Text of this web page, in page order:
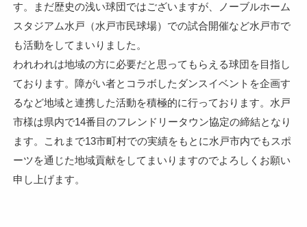
す。まだ歴史の浅い球団ではございますが、ノーブルホーム
スタジアム水戸（水戸市民球場）での試合開催など水戸市で
も活動をしてまいりました。
われわれは地域の方に必要だと思ってもらえる球団を目指し
ております。障がい者とコラボしたダンスイベントを企画す
るなど地域と連携した活動を積極的に行っております。水戸
市様は県内で14番目のフレンドリータウン協定の締結となり
ます。これまで13市町村での実績をもとに水戸市内でもスポ
ーツを通じた地域貢献をしてまいりますのでよろしくお願い
申し上げます。